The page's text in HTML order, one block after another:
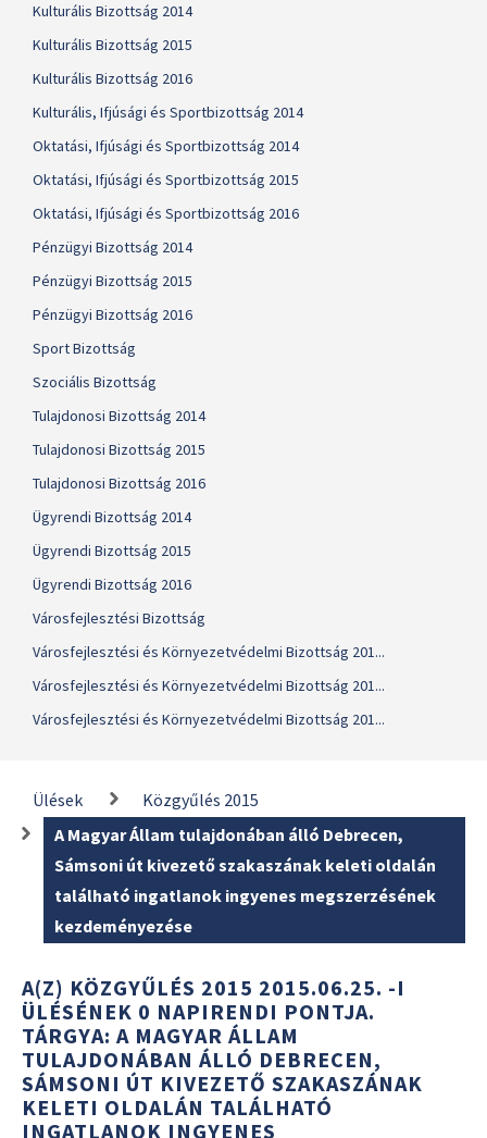
Kulturális Bizottság 2014
Kulturális Bizottság 2015
Kulturális Bizottság 2016
Kulturális, Ifjúsági és Sportbizottság 2014
Oktatási, Ifjúsági és Sportbizottság 2014
Oktatási, Ifjúsági és Sportbizottság 2015
Oktatási, Ifjúsági és Sportbizottság 2016
Pénzügyi Bizottság 2014
Pénzügyi Bizottság 2015
Pénzügyi Bizottság 2016
Sport Bizottság
Szociális Bizottság
Tulajdonosi Bizottság 2014
Tulajdonosi Bizottság 2015
Tulajdonosi Bizottság 2016
Ügyrendi Bizottság 2014
Ügyrendi Bizottság 2015
Ügyrendi Bizottság 2016
Városfejlesztési Bizottság
Városfejlesztési és Környezetvédelmi Bizottság 201...
Városfejlesztési és Környezetvédelmi Bizottság 201...
Városfejlesztési és Környezetvédelmi Bizottság 201...
Ülések
Közgyűlés 2015
A Magyar Állam tulajdonában álló Debrecen,
Sámsoni út kivezető szakaszának keleti oldalán
található ingatlanok ingyenes megszerzésének
kezdeményezése
A(Z) KÖZGYŰLÉS 2015 2015.06.25. -I
ÜLÉSÉNEK 0 NAPIRENDI PONTJA.
TÁRGYA: A MAGYAR ÁLLAM
TULAJDONÁBAN ÁLLÓ DEBRECEN,
SÁMSONI ÚT KIVEZETŐ SZAKASZÁNAK
KELETI OLDALÁN TALÁLHATÓ
INGATLANOK INGYENES